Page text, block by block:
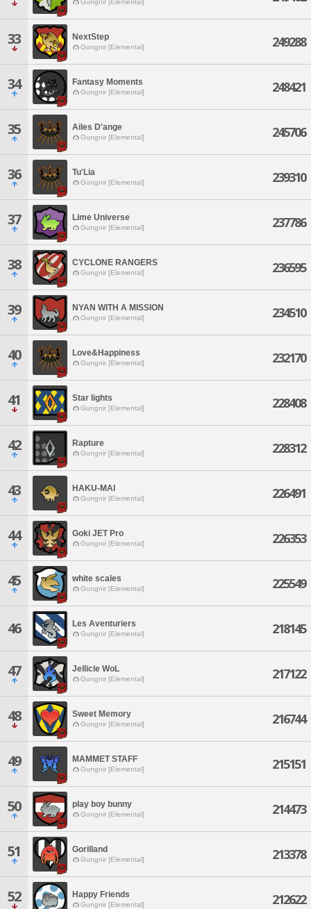
Gungnir [Elemental]
33 NextStep
Gungnir [Elemental] 249288
34 Fantasy Moments
Gungnir [Elemental] 248421
35 Ailes D'ange
Gungnir [Elemental] 245706
36 Tu'Lia
Gungnir [Elemental] 239310
37 Lime Universe
Gungnir [Elemental] 237786
38 CYCLONE RANGERS
Gungnir [Elemental] 236595
39 NYAN WITH A MISSION
Gungnir [Elemental] 234510
40 Love&Happiness
Gungnir [Elemental] 232170
41 Star lights
Gungnir [Elemental] 228408
42 Rapture
Gungnir [Elemental] 228312
43 HAKU-MAI
Gungnir [Elemental] 226491
44 Goki JET Pro
Gungnir [Elemental] 226353
45 white scales
Gungnir [Elemental] 225549
46 Les Aventuriers
Gungnir [Elemental] 218145
47 Jellicle WoL
Gungnir [Elemental] 217122
48 Sweet Memory
Gungnir [Elemental] 216744
49 MAMMET STAFF
Gungnir [Elemental] 215151
50 play boy bunny
Gungnir [Elemental] 214473
51 Gorilland
Gungnir [Elemental] 213378
52 Happy Friends
Gungnir [Elemental] 212622